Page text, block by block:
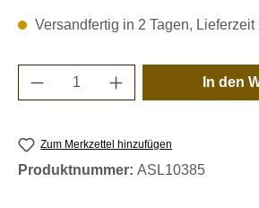
Versandfertig in 2 Tagen, Lieferzeit
Produkt Anzahl: Gib den
In den
Zum Merkzettel hinzufügen
Produktnummer: ASL10385